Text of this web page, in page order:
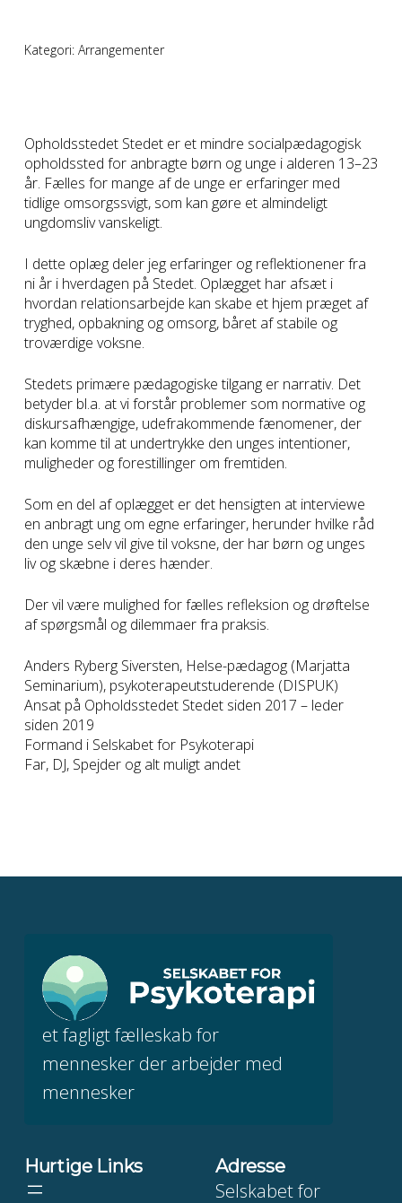
Kategori: Arrangementer
Opholdsstedet Stedet er et mindre socialpædagogisk
opholdssted for anbragte børn og unge i alderen 13–23
år. Fælles for mange af de unge er erfaringer med
tidlige omsorgssvigt, som kan gøre et almindeligt
ungdomsliv vanskeligt.
I dette oplæg deler jeg erfaringer og reflektionener fra
ni år i hverdagen på Stedet. Oplægget har afsæt i
hvordan relationsarbejde kan skabe et hjem præget af
tryghed, opbakning og omsorg, båret af stabile og
troværdige voksne.
Stedets primære pædagogiske tilgang er narrativ. Det
betyder bl.a. at vi forstår problemer som normative og
diskursafhængige, udefrakommende fænomener, der
kan komme til at undertrykke den unges intentioner,
muligheder og forestillinger om fremtiden.
Som en del af oplægget er det hensigten at interviewe
en anbragt ung om egne erfaringer, herunder hvilke råd
den unge selv vil give til voksne, der har børn og unges
liv og skæbne i deres hænder.
Der vil være mulighed for fælles refleksion og drøftelse
af spørgsmål og dilemmaer fra praksis.
Anders Ryberg Siversten, Helse-pædagog (Marjatta
Seminarium), psykoterapeutstuderende (DISPUK)
Ansat på Opholdsstedet Stedet siden 2017 – leder
siden 2019
Formand i Selskabet for Psykoterapi
Far, DJ, Spejder og alt muligt andet
et fagligt fælleskab for
mennesker der arbejder med
mennesker
Hurtige Links Adresse
Selskabet for